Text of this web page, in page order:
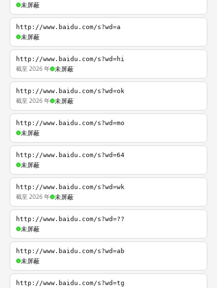
未屏蔽
http://www.baidu.com/s?wd=a
未屏蔽
http://www.baidu.com/s?wd=hi
截至 2026 年 未屏蔽
http://www.baidu.com/s?wd=ok
截至 2026 年 未屏蔽
http://www.baidu.com/s?wd=mo
未屏蔽
http://www.baidu.com/s?wd=64
未屏蔽
http://www.baidu.com/s?wd=wk
截至 2026 年 未屏蔽
http://www.baidu.com/s?wd=??
未屏蔽
http://www.baidu.com/s?wd=ab
未屏蔽
http://www.baidu.com/s?wd=tg